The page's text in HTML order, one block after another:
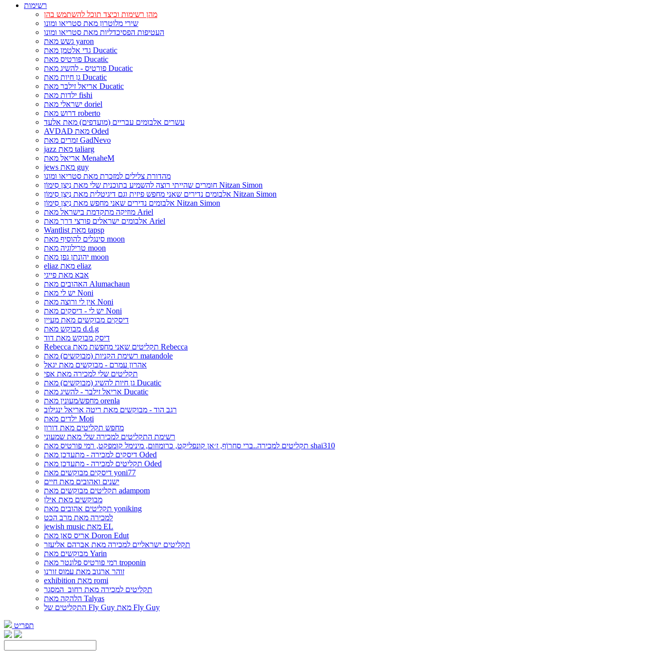
רשימות
מהן רשימות וכיצד תוכל להשתמש בהן
שירי מלוטרון מאת סטריאו ומונו
העטיפות הפסיכדליות מאת סטריאו ומונו
גשש מאת yaron
גדי אלטמן מאת Ducatic
פורטיס מאת Ducatic
פורטיס - להשיג מאת Ducatic
גן חיות מאת Ducatic
אריאל זילבר מאת Ducatic
ילדות מאת fishi
ישראלי מאת doriel
דרוש מאת roberto
עשרים אלבומים עבריים (מועדפים) מאת אלעד
AVDAD מאת Oded
זמרים מאת GadNevo
jazz מאת taliarg
אריאל מאת MenaheM
jews מאת guy
מהדורת צלילים למזכרת מאת סטריאו ומונו
חומרים שהייתי רוצה להשמיע בתוכנית שלי מאת נִיצָן סִימוֹן Nitzan Simon
אלבומים נדירים שאני מחפש פיזית וגם דיגיטלית מאת נִיצָן סִימוֹן Nitzan Simon
אלבומים נדירים שאני מחפש מאת נִיצָן סִימוֹן Nitzan Simon
מוזיקה מתקדמת בישראל מאת Ariel
אלבומים ישראלים פורצי דרך מאת Ariel
Wantlist מאת tapsp
סינגלים להוסיף מאת moon
טרילוגיה מאת moon
יהונתן גפן מאת moon
eliaz מאת eliaz
אבא מאת פייגי
האהובים מאת Alumachaun
יש לי מאת Noni
אין לי ורוצה מאת Noni
יש לי - דיסקים מאת Noni
דיסקים מבוקשים מאת מעיין
מבוקש מאת d.d.g
דיסק מבוקש מאת דוד
Rebecca תקליטים שאני מחפשת מאת Rebecca
רשימת הקניות (מבוקשים) מאת matandole
אהרון עמרם - מבוקשים מאת יגאל
תקליטים שלי למכירה מאת אפי
גן חיות להשיג (מבוקשים) מאת Ducatic
אריאל זילבר - להשיג מאת Ducatic
מחפש/מעונין מאת orenla
רגב הוד - מבוקשים מאת ריטה אריאל ינגילוב
ילדים מאת Moti
מחפש תקליטים מאת דורון
רשימת התקליטים למכירה שלי מאת שמעוני
תקליטים למכירה..ברי סחרוֹף, ז׳אן קונפליקט, כרומוזום, מינימל קומפקט, רמי פורטיס מאת shai310
דיסקים למכירה - מתעדכן מאת Oded
תקליטים למכירה - מתעדכן מאת Oded
דיסקים מבוקשים מאת yoni77
ישנים ואהובים מאת חיים
תקליטים מבוקשים מאת adampom
מבוקשים מאת אילן
תקליטים אהובים מאת yoniking
למכירה מאת מרב הכט
jewish music מאת EL
אריס סאן מאת Doron Edut
תקליטים ישראליים למכירה מאת אברהם אליעזר
מבוקשים מאת Yarin
רמי פורטיס פלונטר מאת troponin
זוהר ארגוב מאת עמוס זורנו
exhibition מאת romi
תקליטים למכירה מאת רחוב_המסגר
הלהקה מאת Talyas
התקליטים של Fly Guy מאת Fly Guy
תפריט